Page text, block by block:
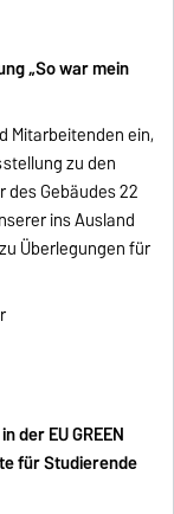
„So war mein
Mitarbeitenden ein,
zu den
Gebäudes 22
ins Ausland
Überlegungen für
der EU GREEN
für Studierende